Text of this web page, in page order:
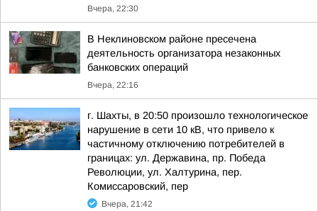
Вчера, 22:30
В Неклиновском районе пресечена
деятельность организатора незаконных
банковских операций
Вчера, 22:16
г. Шахты, в 20:50 произошло технологическое
нарушение в сети 10 кВ, что привело к
частичному отключению потребителей в
границах: ул. Державина, пр. Победа
Революции, ул. Халтурина, пер.
Комиссаровский, пер
Вчера, 21:42